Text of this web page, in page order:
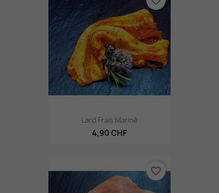
Lard Frais Mariné
4,90 CHF
favorite_border